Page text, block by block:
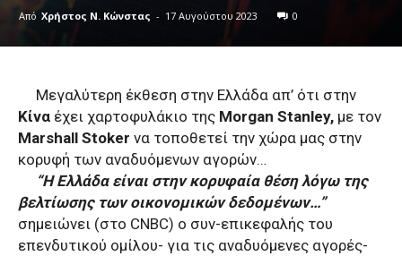
Από Χρήστος Ν. Κώνστας - 17 Αυγούστου 2023 0
Μεγαλύτερη έκθεση στην Ελλάδα απ’ ότι στην
Κίνα έχει χαρτοφυλάκιο της Morgan Stanley, με τον
Marshall Stoker να τοποθετεί την χώρα μας στην
κορυφή των αναδυόμενων αγορών…
“Η Ελλάδα είναι στην κορυφαία θέση λόγω της
βελτίωσης των οικονομικών δεδομένων…”
σημειώνει (στο CNBC) ο συν-επικεφαλής του
επενδυτικού ομίλου- για τις αναδυόμενες αγορές-